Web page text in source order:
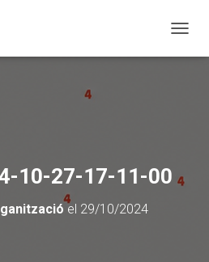
10-27-17-11-00
el 29/10/2024